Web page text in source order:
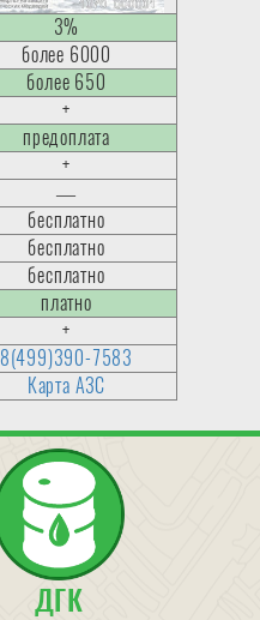
3%
более 6000
более 650
+
предоплата
+
—
бесплатно
бесплатно
бесплатно
платно
+
8(499)390-7583
Карта АЗС
ДГК